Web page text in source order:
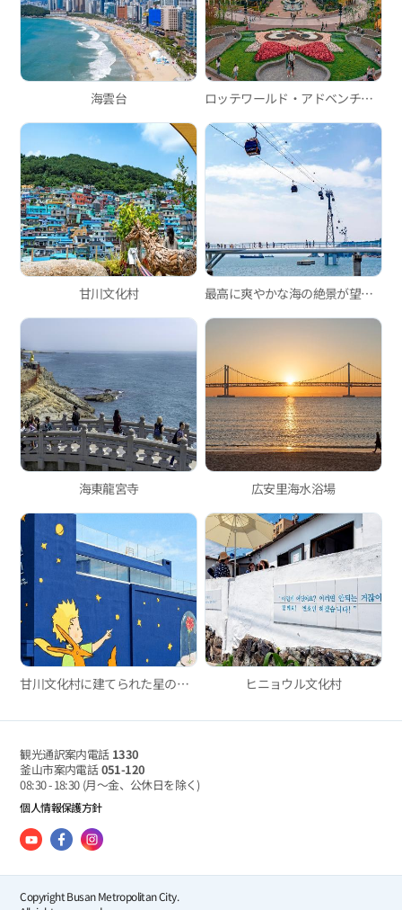
海雲台 ロッテワールド・アドベンチャー釜山
甘川文化村 最高に爽やかな海の絶景が望める松島海上ロープウェイ！
海東龍宮寺 広安里海水浴場
甘川文化村に建てられた星の王子さまの家「リトルプリンスハウス」 ヒニョウル文化村
観光通訳案内電話 1330
釜山市案内電話051-120
08:30 - 18:30 (月～金、公休日を除く)
個人情報保護方針
Copyright Busan Metropolitan City.